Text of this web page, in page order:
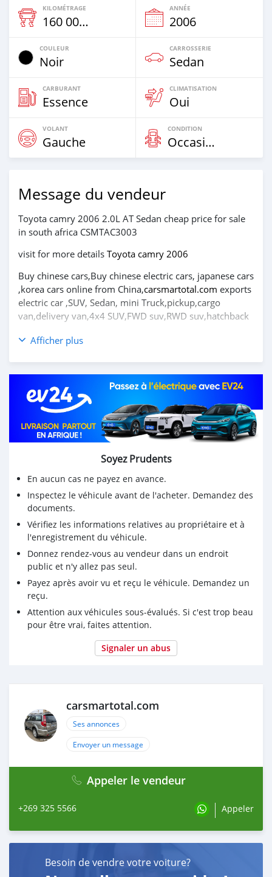
KILOMÉTRAGE
160 000 Km
ANNÉE
2006
COULEUR
Noir
CARROSSERIE
Sedan
CARBURANT
Essence
CLIMATISATION
Oui
VOLANT
Gauche
CONDITION
Occasion
Message du vendeur
Toyota camry 2006 2.0L AT Sedan cheap price for sale
in south africa CSMTAC3003
visit for more details Toyota camry 2006
Buy chinese cars,Buy chinese electric cars, japanese cars
,korea cars online from China,carsmartotal.com exports
electric car ,SUV, Sedan, mini Truck,pickup,cargo
van,delivery van,4x4 SUV,FWD suv,RWD suv,hatchback
Toyota camry 2006 2.0L AT Sedan prix bon marché à
visitez pour plus de détailsToyota camry 2006
Achetez des voitures chinoises, achetez des voitures
électriques chinoises, des voitures japonaises, des
voitures coréennes en ligne depuis la Chine,
carsmartotal.com
exporte des voitures électriques, des
camionnette, camionnette de livraison, 4x4 SUV, FWD
suv, RWD suv, hayon
Afficher plus
Soyez Prudents
En aucun cas ne payez en avance.
Inspectez le véhicule avant de l'acheter. Demandez des
documents.
Vérifiez les informations relatives au propriétaire et à
l'enregistrement du véhicule.
Donnez rendez-vous au vendeur dans un endroit
public et n'y allez pas seul.
Payez après avoir vu et reçu le véhicule. Demandez un
reçu.
Attention aux véhicules sous-évalués. Si c'est trop beau
pour être vrai, faites attention.
Signaler un abus
carsmartotal.com
Ses annonces
Envoyer un message
Appeler le vendeur
+269 325 5566 Appeler
Besoin de vendre votre voiture?